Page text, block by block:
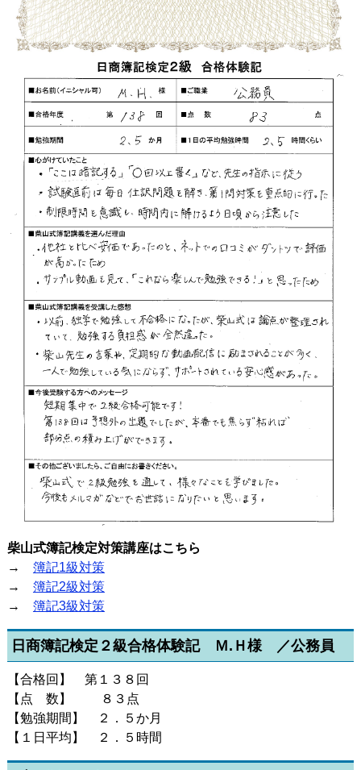
柴山式簿記検定対策講座はこちら
→ 簿記1級対策
→ 簿記2級対策
→ 簿記3級対策
日商簿記検定２級合格体験記 Ｍ.Ｈ様 ／公務員
【合格回】 第１３８回
【点 数】 ８３点
【勉強期間】 ２．５か月
【１日平均】 ２．５時間